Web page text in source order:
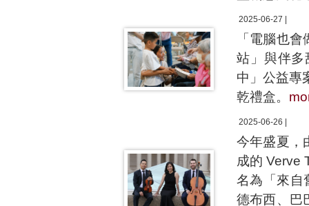
2025-06-27 |
「電腦也
站」與伴多
中」公益專
乾禮盒。
2025-06-26 |
今年盛夏，
成的 Verve
名為「來自
德布西、巴